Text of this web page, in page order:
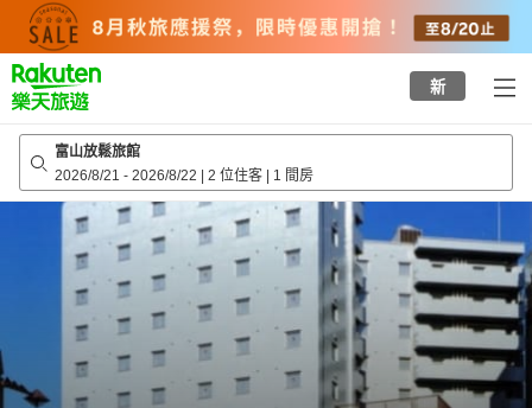
top
page
新
富山放鬆旅館
2026/8/21 - 2026/8/22 | 2 位住客 | 1 間房